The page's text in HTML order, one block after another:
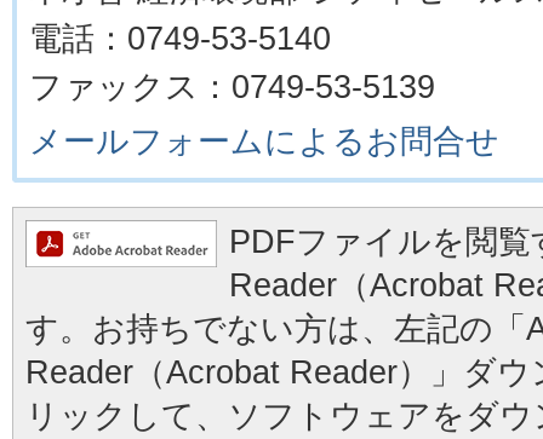
電話：0749-53-5140
ファックス：0749-53-5139
メールフォームによるお問合せ
PDFファイルを閲
Reader（Acrobat
す。お持ちでない方は、左記の「
Reader（Acrobat Reader）」ダ
リックして、ソフトウェアをダ